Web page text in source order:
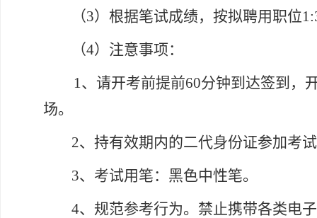
（3） 根据笔试成绩，按拟聘用职位
（4）注意事项：
1、请开考前提前60分钟到达签到，
场。
2、持有效期内的二代身份证参加考
3、考试用笔：黑色中性笔。
4、规范参考行为。禁止携带各类电